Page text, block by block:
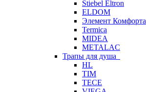
Stiebel Eltron
ELDOM
Элемент Комфорта
Termica
MIDEA
METALAC
Трапы для душа
HL
TIM
TECE